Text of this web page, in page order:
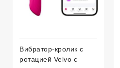
Вибратор-кролик с
ротацией Velvo с